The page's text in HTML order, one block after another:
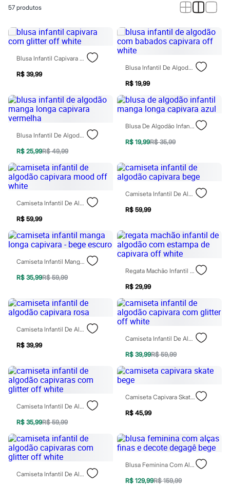
Casacos e Jaquetas
Macacões
Saias
Shorts e Bermudas
Vestidos
Bolsas
Bijoux
Cintos
Óculos
Relógios
Calçados
Botas
Chinelos
Sandálias
Sapatilhas
Tênis
City
Clock House
Mindset
Sawary
Yessica
Moda esportiva
Acessórios
Calçados
Shorts e Bermudas
Tops
Moda íntima
Calcinhas
Cintas e Modeladores
Meias
Moda praia
Biquínis
Maiôs
Personagens
Plus size
Blusas e Camisetas
Calças
Casacos e Jaquetas
Jeans
Moda esportiva
Shorts e Saias
57 produtos
Blusa Infantil Capivara Com Glitter Off White
R$ 39,99
Blusa Infantil De Algodão Com Babados Capivara Off White
R$ 19,99
Blusa Infantil De Algodão Manga Longa Capivara Vermelha
R$ 25,99R$ 49,99
Blusa De Algodão Infantil Manga Longa Capivara Azul
R$ 19,99R$ 35,99
Camiseta Infantil De Algodão Capivara Mood Off White
R$ 59,99
Camiseta Infantil De Algodão Capivara Bege
R$ 59,99
Camiseta Infantil Manga Longa Capivara - Bege Escuro
R$ 35,99R$ 59,99
Regata Machão Infantil De Algodão Com Estampa De Capivara Off White
R$ 29,99
Camiseta Infantil De Algodão Capivara Rosa
R$ 39,99
Camiseta Infantil De Algodão Capivara Com Glitter Off White
R$ 39,99R$ 59,99
Camiseta Infantil De Algodão Capivaras Com Glitter Off White
R$ 35,99R$ 59,99
Camiseta Capivara Skate Bege
R$ 45,99
Camiseta Infantil De Algodão Capivaras Com Glitter Off White
Blusa Feminina Com Alças Finas E Decote Degagê Bege
R$ 129,99R$ 159,99